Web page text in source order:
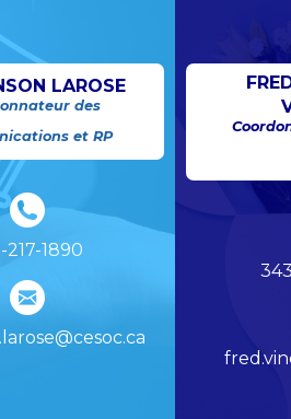
LAROSE
des
et RP
217-1890